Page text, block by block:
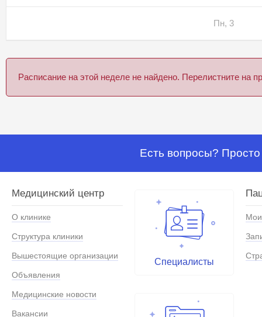
Пн, 3
Расписание на этой неделе не найдено. Перелистните
Есть вопросы?
Медицинский центр
О клинике
Структура клиники
Вышестоящие организации
Объявления
Медицинские новости
Вакансии
Специалисты